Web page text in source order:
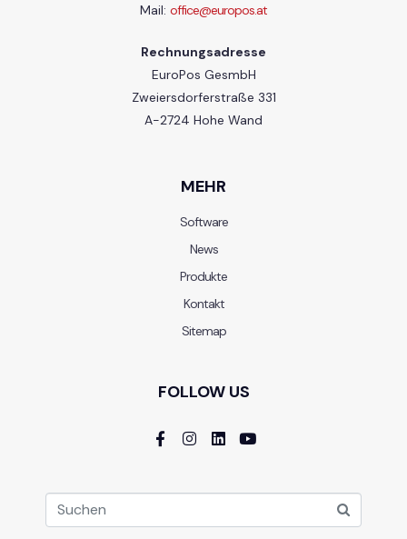
Mail: office@europos.at
Rechnungsadresse
EuroPos GesmbH
Zweiersdorferstraße 331
A-2724 Hohe Wand
MEHR
Software
News
Produkte
Kontakt
Sitemap
FOLLOW US